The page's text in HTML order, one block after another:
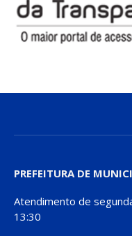
PREFEITURA DE
Atendimento de
13:30